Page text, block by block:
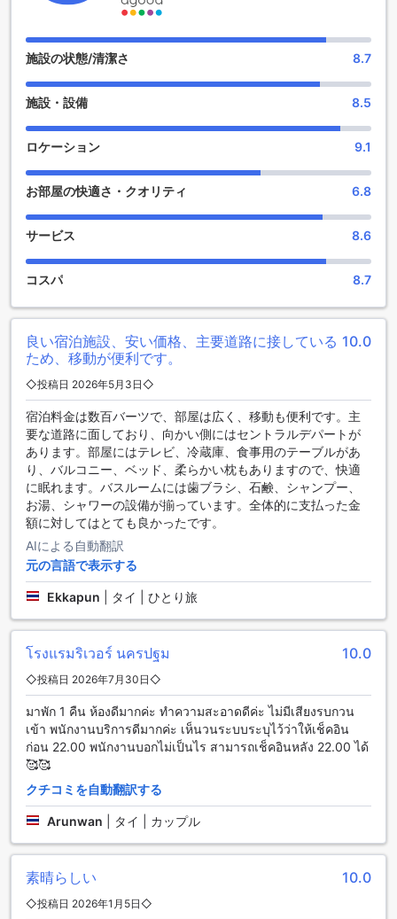
ホテルのショップでは、お土産や日用品を購入することがで
きます。滞在中に必要なものが手に入るので、便利です。ま
た、マッサージ施設では、疲れた体を癒すことができます。
を得ることができます。
さらに、サウナやスパも利用することができます。サウナ
は、体を温めることで血行を促進し、リフレッシュするのに
最適です。スパでは、贅沢なトリートメントを受けることが
は、充実したエンターテイメント設備を提供しており、ゲス
トの心身のリラックスをサポートしています。
充実したスポーツ施設でアクティブな滞在を満喫しよう
リバー ホテルは、ナコンパトムに位置する快適な宿泊施設
で、充実したスポーツ施設を提供しています。フィットネス
所です。広々とした空間には最新のトレーニング機器が備え
られており、心地よい環境でエクササイズを楽しむことがで
きます。トレッドミル、エリプティカルマシン、ウェイトト
す。フレンドリーなスタッフが常駐しており、初心者から上
級者まで、どんなレベルの方でも安心して利用できます。健
康を意識した滞在をお求めの方におすすめの施設です。
便利な設備が揃ったリバー ホテル
リバー ホテルは、快適な滞在をお約束するさまざまな便利な
設備を提供しています。まず、ホテル内にはランドリーサー
ビスがあり、旅行中の洗濯物を気にする必要がありません。
また、ルームサービスも利用でき、忙しい旅行者には大変便
利です。さらに、フレンドリーなコンシェルジュが常駐して
おり、観光情報やレストランの予約など、お客様のさまざま
な要望にお応えします。公共エリアではWi-Fiが利用でき、快
適なインターネット環境を提供しています。また、喫煙所も
さらに、全客室で無料のWi-Fiも利用可能です。リバー ホテル
は、快適さと便利さを追求するお客様に最適な宿泊施設で
す。
便利な駐車施設を提供するリバー ホテル
リバー ホテルは、ナコンパトムに位置する便利な駐車施設を
提供しています。ホテル内には専用の駐車場があり、お客様
は安心して車を駐車することができます。さらに、駐車場は
無料でご利用いただけますので、追加の費用を心配すること
なくご利用いただけます。リバー ホテルは、お客様の快適な
滞在をサポートするために、便利な駐車施設を提供していま
す。
快適な滞在を約束するリバー ホテルの客室設備
施設の状態/清潔さ 8.7
施設・設備 8.5
ロケーション 9.1
お部屋の快適さ・クオリティ 6.8
サービス 8.6
コスパ 8.7
良い宿泊施設、安い価格、主要道路に接している
ため、移動が便利です。
10.0
◇投稿日 2026年5月3日◇
宿泊料金は数百バーツで、部屋は広く、移動も便利です。主
要な道路に面しており、向かい側にはセントラルデパートが
あります。部屋にはテレビ、冷蔵庫、食事用のテーブルがあ
り、バルコニー、ベッド、柔らかい枕もありますので、快適
に眠れます。バスルームには歯ブラシ、石鹸、シャンプー、
お湯、シャワーの設備が揃っています。全体的に支払った金
額に対してはとても良かったです。
AIによる自動翻訳
元の言語で表示する
Ekkapun タイ | ひとり旅
โรงแรมริเวอร์ นครปฐม 10.0
◇投稿日 2026年7月30日◇
มาพัก 1 คืน ห้องดีมากค่ะ ทำความสะอาดดีค่ะ ไม่มีเสียงรบกวน
เข้า พนักงานบริการดีมากค่ะ เห็นวนระบบระบุไว้ว่าให้เช็คอิน
ก่อน 22.00 พนักงานบอกไม่เป็นไร สามารถเช็คอินหลัง 22.00 ได้
🥰🥰
クチコミを自動翻訳する
Arunwan タイ | カップル
素晴らしい 10.0
◇投稿日 2026年1月5日◇